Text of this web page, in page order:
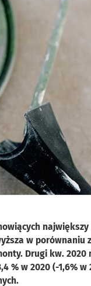
w porównaniu
Drugi kw.
% w 2020 (-1,6% w